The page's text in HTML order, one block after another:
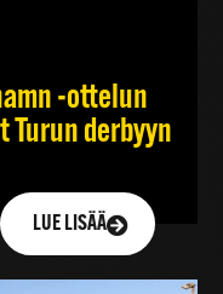
-ottelun
derbyyn
LUE LISÄÄ